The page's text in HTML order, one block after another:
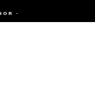
-